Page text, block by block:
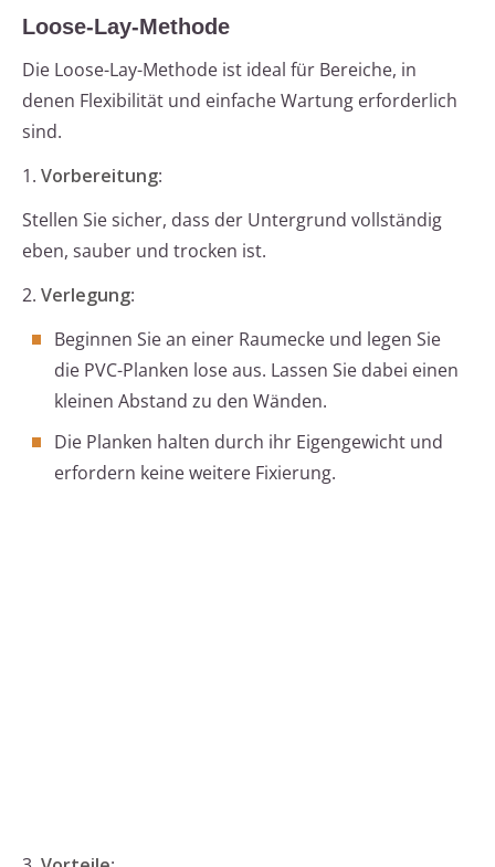
Loose-Lay-Methode
Die Loose-Lay-Methode ist ideal für Bereiche, in
denen Flexibilität und einfache Wartung erforderlich
sind.
1. Vorbereitung:
Stellen Sie sicher, dass der Untergrund vollständig
eben, sauber und trocken ist.
2. Verlegung:
Beginnen Sie an einer Raumecke und legen Sie
die PVC-Planken lose aus. Lassen Sie dabei einen
kleinen Abstand zu den Wänden.
Die Planken halten durch ihr Eigengewicht und
erfordern keine weitere Fixierung.